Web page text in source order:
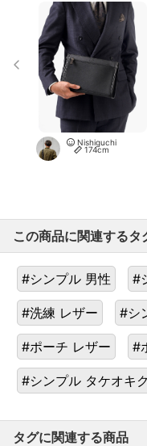
Nishiguchi
174cm
この商品に関連するタ
#シンプル 男性 #
#洗練 レザー #シ
#ポーチ レザー #
#シンプル タケオキ
タグに関連する商品